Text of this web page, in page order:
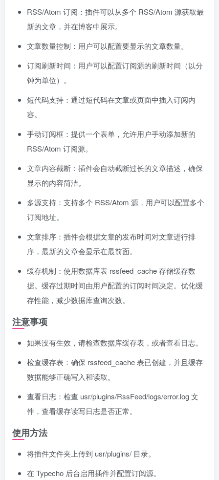
RSS/Atom 订阅：插件可以从多个 RSS/Atom 源获取最
新的文章，并在博客中展示。
文章数量控制：用户可以配置要显示的文章数量。
订阅刷新时间：用户可以配置订阅源的刷新时间（以分
钟为单位）。
短代码支持：通过短代码在文章或页面中插入订阅内
容。
手动订阅框：提供一个表单，允许用户手动添加新的
RSS/Atom 订阅源。
文章内容截断：插件会自动截断过长的文章描述，确保
显示的内容简洁。
多源支持：支持多个 RSS/Atom 源，用户可以配置多个
订阅地址。
文章排序：插件会根据文章的发布时间对文章进行排
序，最新的文章会显示在最前面。
缓存机制：使用数据库表 rssfeed_cache 存储缓存数
据。缓存过期时间由用户配置的订阅时间决定。优化缓
存性能，减少数据库查询次数。
注意事项
如果没有生效，请检查数据库缓存表，或者查看日志。
检查缓存表：确保 rssfeed_cache 表已创建，并且缓存
数据能够正确写入和读取。
查看日志：检查 usr/plugins/RssFeed/logs/error.log 文
件，查看缓存读写日志是否正常。
使用方法
将插件文件夹上传到 usr/plugins/ 目录。
在 Typecho 后台启用插件并配置订阅源。